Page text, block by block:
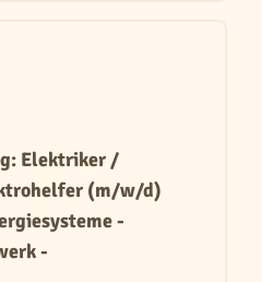
Elektriker /
(m/w/d)
-
-